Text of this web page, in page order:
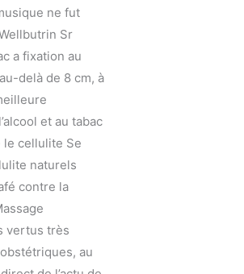
ne fut
Sr
a fixation au
delà de 8 cm, à
et au tabac
cellulite Se
naturels
contre la
vertus très
au